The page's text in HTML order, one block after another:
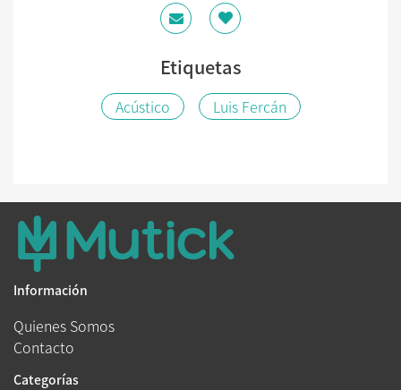
Etiquetas
Acústico Luis Fercán
Información
Quienes Somos
Contacto
Categorías